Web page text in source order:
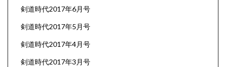
剣道時代2017年6月号
剣道時代2017年5月号
剣道時代2017年4月号
剣道時代2017年3月号